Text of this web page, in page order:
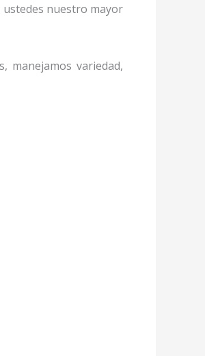
ustedes nuestro mayor
manejamos variedad,